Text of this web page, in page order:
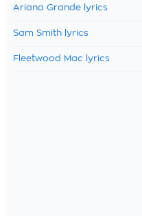
Ariana Grande lyrics
Sam Smith lyrics
Fleetwood Mac lyrics